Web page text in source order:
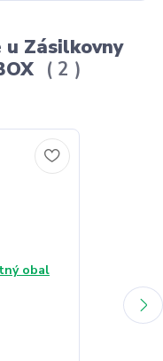
u Zásilkovny
2